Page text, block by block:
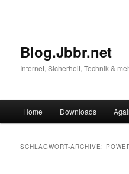
Blog.Jbbr.net
Internet, Sicherheit, Technik &
Zum
Zum
Home Downloads
SCHLAGWORT-ARCHIVE: